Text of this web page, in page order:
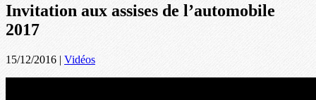
Invitation aux assises de l’automobile
2017
15/12/2016 | Vidéos